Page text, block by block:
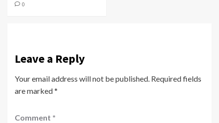
0
Leave a Reply
Your email address will not be published. Required fields
are marked*
Comment *